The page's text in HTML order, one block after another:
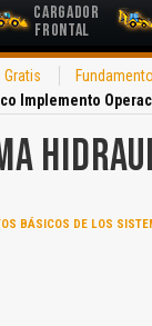
Cargador
Frontal
Gratis
Implemento
BÁSICOS DE LOS